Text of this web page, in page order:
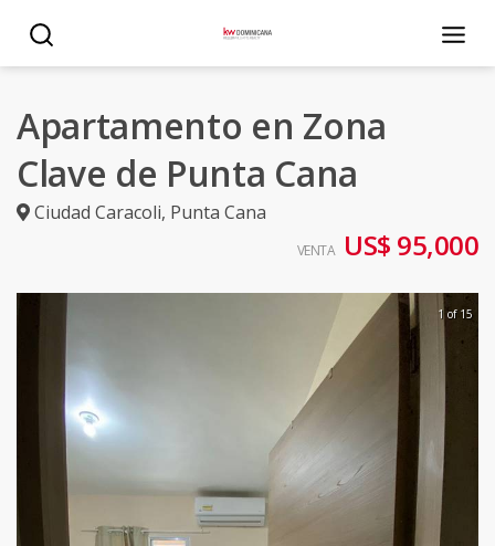
Apartamento en Zona
Clave de Punta Cana
Ciudad Caracoli, Punta Cana
VENTA US$ 95,000
1 of 15